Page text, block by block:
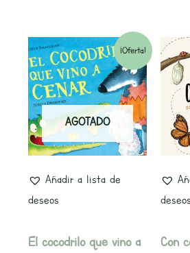
¡Oferta!
AGOTADO
Añadir a lista de
deseos
El cocodrilo que vino a
El
precio
original
era:
14,95€.
El
precio
actual
es:
14,25€.
deseos
Con